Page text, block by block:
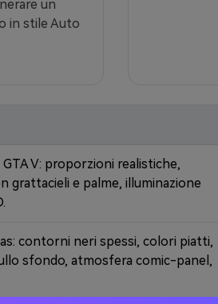
un
in stile Auto
V: proporzioni realistiche,
e palme, illuminazione
contorni neri spessi, colori piatti,
sfondo, atmosfera comic-panel,